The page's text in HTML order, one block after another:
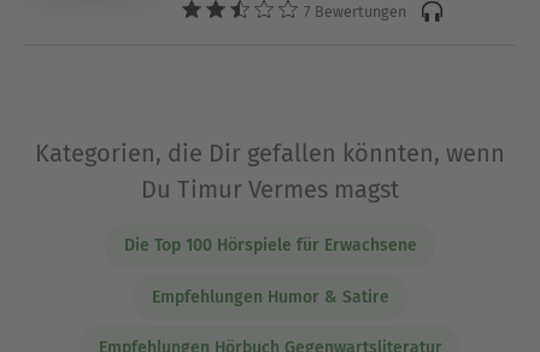
7 Bewertungen
Kategorien, die Dir gefallen könnten, wenn
Du Timur Vermes magst
Die Top 100 Hörspiele für Erwachsene
Empfehlungen Humor & Satire